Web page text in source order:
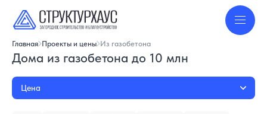
Главная Проекты и цены Из газобетона
Дома из газобетона до 10 млн
Цена